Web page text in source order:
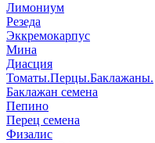
Лимониум
Резеда
Эккремокарпус
Мина
Диасция
Томаты.Перцы.Баклажаны.
Баклажан семена
Пепино
Перец семена
Физалис